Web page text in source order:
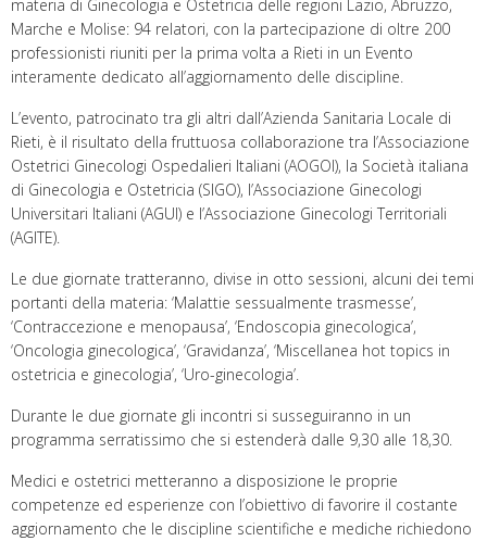
materia di Ginecologia e Ostetricia delle regioni Lazio, Abruzzo,
Marche e Molise: 94 relatori, con la partecipazione di oltre 200
professionisti riuniti per la prima volta a Rieti in un Evento
interamente dedicato all’aggiornamento delle discipline.
L’evento, patrocinato tra gli altri dall’Azienda Sanitaria Locale di
Rieti, è il risultato della fruttuosa collaborazione tra l’Associazione
Ostetrici Ginecologi Ospedalieri Italiani (AOGOI), la Società italiana
di Ginecologia e Ostetricia (SIGO), l’Associazione Ginecologi
Universitari Italiani (AGUI) e l’Associazione Ginecologi Territoriali
(AGITE).
Le due giornate tratteranno, divise in otto sessioni, alcuni dei temi
portanti della materia: ‘Malattie sessualmente trasmesse’,
‘Contraccezione e menopausa’, ‘Endoscopia ginecologica’,
‘Oncologia ginecologica’, ‘Gravidanza’, ‘Miscellanea hot topics in
ostetricia e ginecologia’, ‘Uro-ginecologia’.
Durante le due giornate gli incontri si susseguiranno in un
programma serratissimo che si estenderà dalle 9,30 alle 18,30.
Medici e ostetrici metteranno a disposizione le proprie
competenze ed esperienze con l’obiettivo di favorire il costante
aggiornamento che le discipline scientifiche e mediche richiedono